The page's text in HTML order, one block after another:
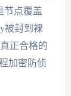
节点覆盖
被封到裸
正合格的
加密防侦